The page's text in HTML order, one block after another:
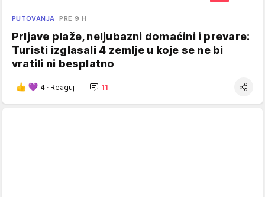
PUTOVANJA PRE 9 H
Prljave plaže, neljubazni domaćini i prevare:
Turisti izglasali 4 zemlje u koje se ne bi
vratili ni besplatno
4 · Reaguj 11